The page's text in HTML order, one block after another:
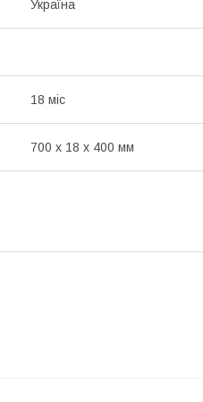
Україна
18 міс
700 x 18 x 400 мм